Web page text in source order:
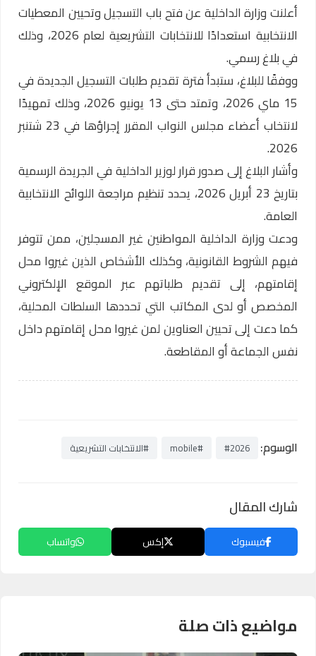
أعلنت وزارة الداخلية عن فتح باب التسجيل وتحيين المعطيات
الانتخابية استعدادًا للانتخابات التشريعية لعام 2026، وذلك
في بلاغ رسمي.
ووفقًا للبلاغ، ستبدأ فترة تقديم طلبات التسجيل الجديدة في
15 ماي 2026، وتمتد حتى 13 يونيو 2026، وذلك تمهيدًا
لانتخاب أعضاء مجلس النواب المقرر إجراؤها في 23 شتنبر
2026.
وأشار البلاغ إلى صدور قرار لوزير الداخلية في الجريدة الرسمية
بتاريخ 23 أبريل 2026، يحدد تنظيم مراجعة اللوائح الانتخابية
العامة.
ودعت وزارة الداخلية المواطنين غير المسجلين، ممن تتوفر
فيهم الشروط القانونية، وكذلك الأشخاص الذين غيروا محل
إقامتهم، إلى تقديم طلباتهم عبر الموقع الإلكتروني
المخصص أو لدى المكاتب التي تحددها السلطات المحلية،
كما دعت إلى تحيين العناوين لمن غيروا محل إقامتهم داخل
نفس الجماعة أو المقاطعة.
الوسوم: #2026
#mobile #الانتخابات التشريعية
شارك المقال
فيسبوك إكس واتساب
مواضيع ذات صلة